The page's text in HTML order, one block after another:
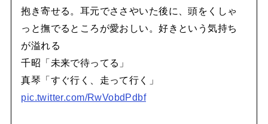
抱き寄せる。耳元でささやいた後に、頭をくしゃ
っと撫でるところが愛おしい。好きという気持ち
が溢れる
千昭「未来で待ってる」
真琴「すぐ行く、走って行く」
pic.twitter.com/RwVobdPdbf